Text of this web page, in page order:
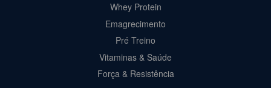
Whey Protein
Emagrecimento
Pré Treino
Vitaminas & Saúde
Força & Resistência